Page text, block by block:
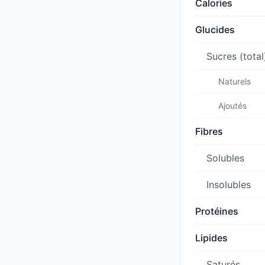
Calories
Glucides
Sucres
Naturels
Ajoutés
Fibres
Solubles
Insolubles
Protéines
Lipides